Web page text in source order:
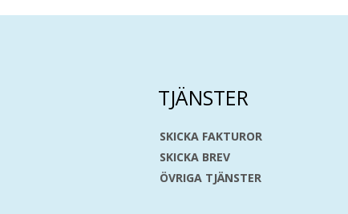
TJÄNSTER
SKICKA FAKTUROR
SKICKA BREV
ÖVRIGA TJÄNSTER